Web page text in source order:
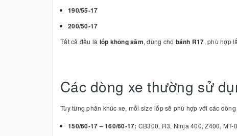
190/55-17
200/50-17
Tất cả đều là lốp không săm, dùng cho bánh R17, phù hợp
Các dòng xe thường sử
Tùy từng phân khúc xe, mỗi size lốp sẽ phù hợp với các
150/60-17 – 160/60-17: CB300, R3, Ninja 400, Z400,